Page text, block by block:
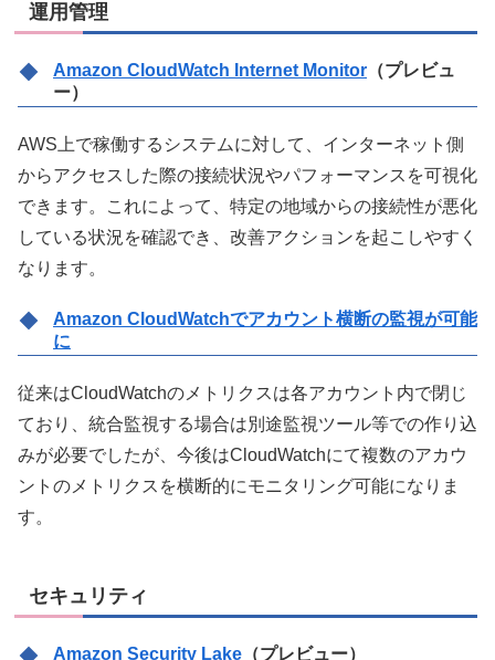
運用管理
Amazon CloudWatch Internet Monitor （プレビュ
ー）
AWS上で稼働するシステムに対して、インターネット側
からアクセスした際の接続状況やパフォーマンスを可視化
できます。これによって、特定の地域からの接続性が悪化
している状況を確認でき、改善アクションを起こしやすく
なります。
Amazon CloudWatchでアカウント横断の監視が可能
に
従来はCloudWatchのメトリクスは各アカウント内で閉じ
ており、統合監視する場合は別途監視ツール等での作り込
みが必要でしたが、今後はCloudWatchにて複数のアカウ
ントのメトリクスを横断的にモニタリング可能になりま
す。
セキュリティ
Amazon Security Lake （プレビュー）